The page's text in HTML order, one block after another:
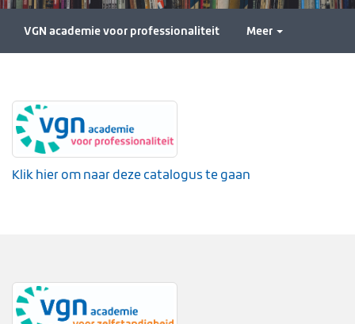
VGN academie voor professionaliteit Meer
Klik hier om naar deze catalogus te gaan